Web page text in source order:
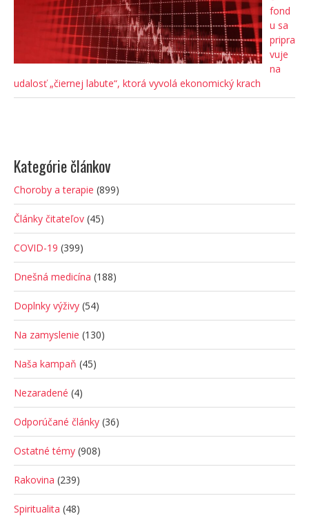
fond
u sa
pripra
vuje
na
udalosť „čiernej labute“, ktorá vyvolá ekonomický krach
Kategórie článkov
Choroby a terapie (899)
Články čitateľov (45)
COVID-19 (399)
Dnešná medicína (188)
Doplnky výživy (54)
Na zamyslenie (130)
Naša kampaň (45)
Nezaradené (4)
Odporúčané články (36)
Ostatné témy (908)
Rakovina (239)
Spiritualita (48)